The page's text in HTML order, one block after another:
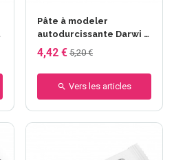
Pâte à modeler
autodurcissante Darwi -
Kids - 1000 g
4,42 € 5,20 €
Vers les articles